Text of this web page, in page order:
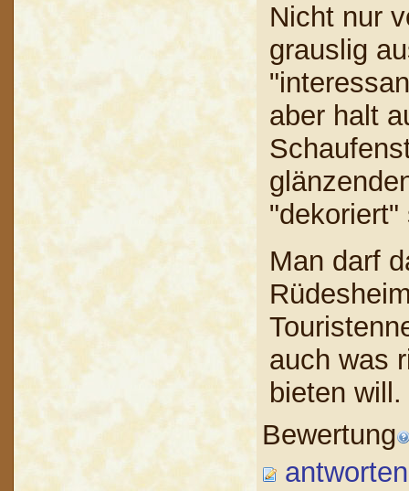
Nicht nur
grauslig
aber halt
"dekoriert"
Man darf
auch was
bieten will.
Bewertung
antworten